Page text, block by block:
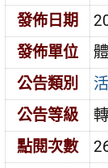
發佈日期
發佈單位
公告類別
公告等級
點閱次數